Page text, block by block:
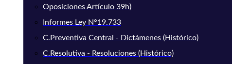
Oposiciones Artículo 39h)
Informes Ley N°19.733
C.Preventiva Central - Dictámenes (Histórico)
C.Resolutiva - Resoluciones (Histórico)